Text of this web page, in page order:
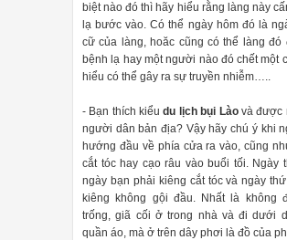
biệt nào đó thì hãy hiểu rằng làng này
lạ bước vào. Có thể ngày hôm đó là
cữ của làng, hoăc cũng có thể làng đó
bệnh lạ hay một người nào đó chết một
hiểu có thể gây ra sự truyền nhiễm…..
- Bạn thích kiểudu lịch bụi Làovà được
người dân bản địa? Vậy hãy chú ý khi
hướng đầu về phía cửa ra vào, cũng
cắt tóc hay cạo râu vào buổi tối. Ngày
ngày bạn phải kiêng cắt tóc và ngày
kiêng không gội đầu. Nhất là không
trống, giã cối ở trong nhà và đi dưới
quần áo, mà ở trên dây phơi là đồ của